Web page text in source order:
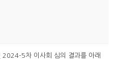
5차 이사회 심의 결과를 아래